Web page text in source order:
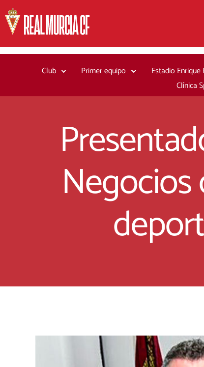
al
contenido
Club Primer equipo Estadio Enrique
Clínica
Negocios